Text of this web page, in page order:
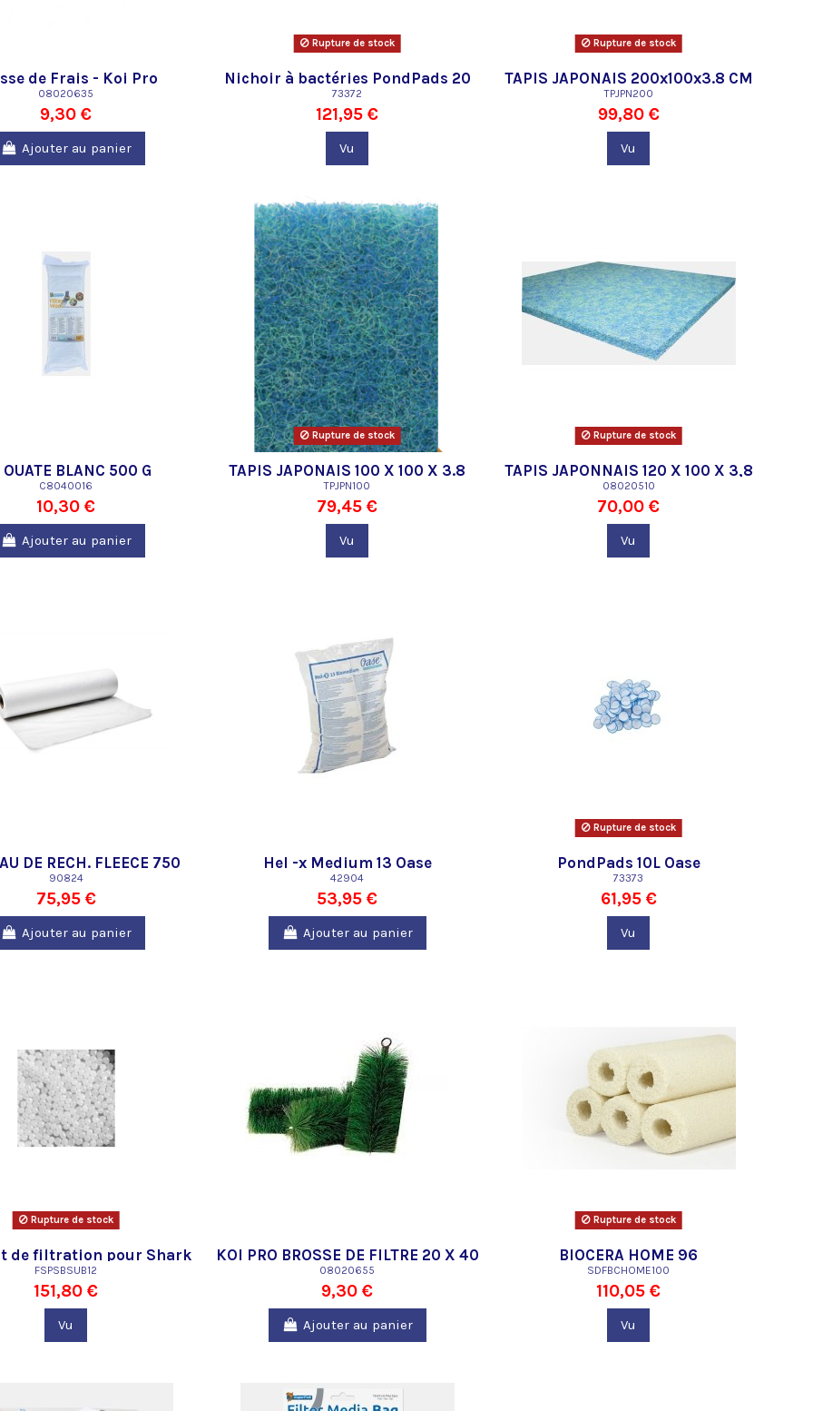
de Frais - Koi Pro
08020635
9,30 €
Ajouter au panier
Rupture de stock
Nichoir à bactéries PondPads 20
litres Oase
73372
121,95 €
Vu
Rupture de stock
TAPIS JAPONAIS 200x100x3.8 CM
TPJPN200
99,80 €
Vu
OUATE BLANC 500 G
C8040016
10,30 €
Ajouter au panier
Rupture de stock
TAPIS JAPONAIS 100 X 100 X 3.8
CM
TPJPN100
79,45 €
Vu
Rupture de stock
TAPIS JAPONNAIS 120 X 100 X 3,8
CM BLEU
08020510
70,00 €
Vu
DE RECH. FLEECE 750
90824
75,95 €
Ajouter au panier
Hel -x Medium 13 Oase
42904
53,95 €
Ajouter au panier
Rupture de stock
PondPads 10L Oase
73373
61,95 €
Vu
Rupture de stock
de filtration pour Shark
Bead
FSPSBSUB12
151,80 €
Vu
KOI PRO BROSSE DE FILTRE 20 X 40
CM
08020655
9,30 €
Ajouter au panier
Rupture de stock
BIOCERA HOME 96
SDFBCHOME100
110,05 €
Vu